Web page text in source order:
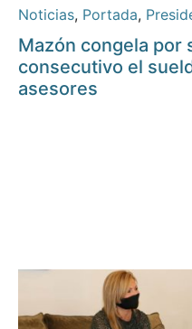
Noticias, Portada,
Mazón congela por
consecutivo el
asesores